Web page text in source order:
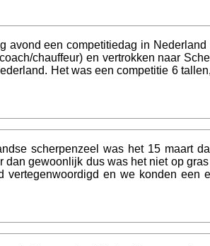
avond een competitiedag in
chauffeur) en vertrokken naar
Het was een competitie 6
scherpenzeel was het 15 maart
gewoonlijk dus was het niet op
en we konden een